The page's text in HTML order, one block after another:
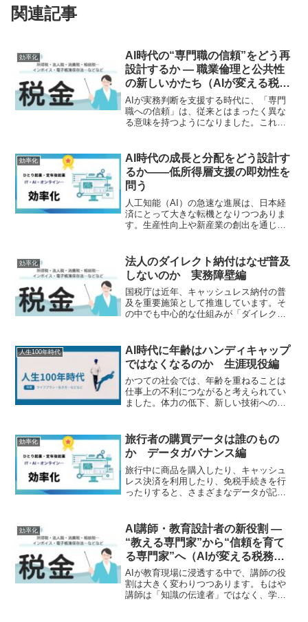
関連記事
効率化
AI時代の“専門職の信頼”をどう再
設計するか ― 職業倫理と公共性
の新しいかたち（AIが変える税務
教育と人材育成 第7回）
AIが実務判断を支援する時代に、「専門
職への信頼」は、従来とはまったく異な
る意味を持つようになりました。これま
づく信頼でした。しかしAIが情報を等し
く扱える時代、求めら...
効率化
AI時代の成長と分配をどう設計す
るか――低所得層支援の即効性を
問う
人工知能（AI）の急速な進展は、日本経
済にとって大きな転機となりつつありま
す。生産性向上や新産業の創出を通じ
行き渡るとは限りません。とりわけ物価
高が続く現局面では、所得...
効率化
法人のダイレクト納付はなぜ普及
しないのか 実務障壁編
国税庁は近年、キャッシュレス納付の普
及を重要施策として推進しています。そ
の中でも中心的な仕組みが「ダイレクト
融機関口座から税金を直接引き落とす仕
組みであり、経...
人生100年時代
AI時代に年齢はハンディキャップ
ではなくなるのか 生涯現役編
かつての社会では、年齢を重ねることは
仕事上の不利につながると考えられてい
ました。体力の低下、新しい技術への適
登場によって状況は大きく変わり始めて
います。AIは知識への...
効率化
旅行者の購買データは誰のもの
か データガバナンス編
旅行中に商品を購入したり、キャッシュ
レス決済を利用したり、免税手続きを行
ったりすると、さまざまなデータが記録
な資源として注目されています。一方
で、「旅行者の購買データは...
効率化
AI講師・教育設計者の新役割 ―
“教える専門家”から“信頼を育て
る専門家”へ（AIが変える税務教
育と人材育成 第4回）
AIが教育現場に浸透する中で、講師の役
割は大きく変わりつつあります。もはや
講師は「知識の伝達者」ではなく、学び